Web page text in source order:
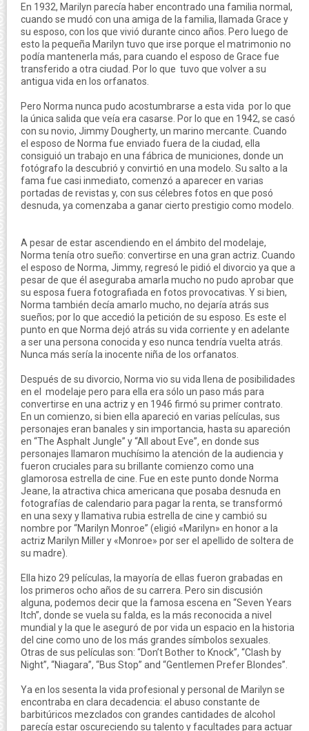
En 1932, Marilyn parecía haber encontrado una familia normal,
cuando se mudó con una amiga de la familia, llamada Grace y
su esposo, con los que vivió durante cinco años. Pero luego de
esto la pequeña Marilyn tuvo que irse porque el matrimonio no
podía mantenerla más, para cuando el esposo de Grace fue
transferido a otra ciudad. Por lo que tuvo que volver a su
antigua vida en los orfanatos.
Pero Norma nunca pudo acostumbrarse a esta vida por lo que
la única salida que veía era casarse. Por lo que en 1942, se casó
con su novio, Jimmy Dougherty, un marino mercante. Cuando
el esposo de Norma fue enviado fuera de la ciudad, ella
consiguió un trabajo en una fábrica de municiones, donde un
fotógrafo la descubrió y convirtió en una modelo. Su salto a la
fama fue casi inmediato, comenzó a aparecer en varias
portadas de revistas y, con sus célebres fotos en que posó
desnuda, ya comenzaba a ganar cierto prestigio como modelo.
A pesar de estar ascendiendo en el ámbito del modelaje,
Norma tenía otro sueño: convertirse en una gran actriz. Cuando
el esposo de Norma, Jimmy, regresó le pidió el divorcio ya que a
pesar de que él aseguraba amarla mucho no pudo aprobar que
su esposa fuera fotografiada en fotos provocativas. Y si bien,
Norma también decía amarlo mucho, no dejaría atrás sus
sueños; por lo que accedió la petición de su esposo. Es este el
punto en que Norma dejó atrás su vida corriente y en adelante
a ser una persona conocida y eso nunca tendría vuelta atrás.
Nunca más sería la inocente niña de los orfanatos.
Después de su divorcio, Norma vio su vida llena de posibilidades
en el modelaje pero para ella era sólo un paso más para
convertirse en una actriz y en 1946 firmó su primer contrato.
En un comienzo, si bien ella apareció en varias películas, sus
personajes eran banales y sin importancia, hasta su apareción
en “The Asphalt Jungle” y “All about Eve”, en donde sus
personajes llamaron muchísimo la atención de la audiencia y
fueron cruciales para su brillante comienzo como una
glamorosa estrella de cine. Fue en este punto donde Norma
Jeane, la atractiva chica americana que posaba desnuda en
fotografías de calendario para pagar la renta, se transformó
en una sexy y llamativa rubia estrella de cine y cambió su
nombre por “Marilyn Monroe” (eligió «Marilyn» en honor a la
actriz Marilyn Miller y «Monroe» por ser el apellido de soltera de
su madre).
Ella hizo 29 películas, la mayoría de ellas fueron grabadas en
los primeros ocho años de su carrera. Pero sin discusión
alguna, podemos decir que la famosa escena en “Seven Years
Itch”, donde se vuela su falda, es la más reconocida a nivel
mundial y la que le aseguró de por vida un espacio en la historia
del cine como uno de los más grandes símbolos sexuales.
Otras de sus películas son: “Don’t Bother to Knock”, “Clash by
Night”, “Niagara”, “Bus Stop” and “Gentlemen Prefer Blondes”.
Ya en los sesenta la vida profesional y personal de Marilyn se
encontraba en clara decadencia: el abuso constante de
barbitúricos mezclados con grandes cantidades de alcohol
parecía estar oscureciendo su talento y facultades para actuar